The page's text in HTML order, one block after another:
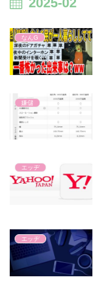
なんG
嫌儲
エッヂ
エッヂ